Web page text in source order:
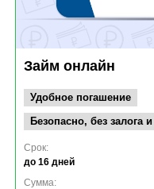
Займ онлайн
Удобное погашение
Безопасно, без залога
Срок:
до 16 дней
Сумма: